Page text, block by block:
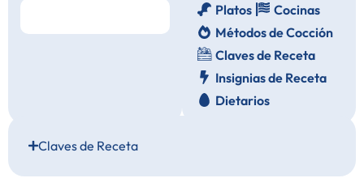
Platos
Cocinas
Métodos de Cocción
Claves de Receta
Insignias de Receta
Dietarios
Claves de Receta